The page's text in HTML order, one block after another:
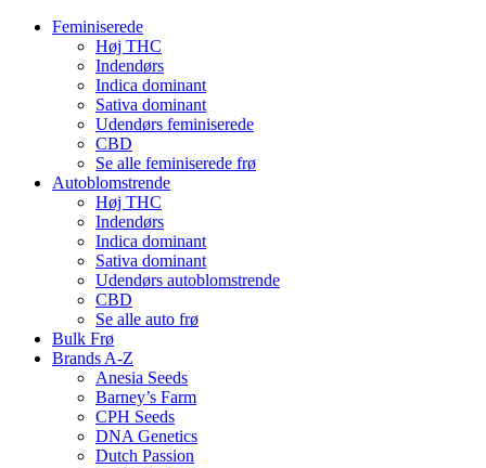
Feminiserede
Høj THC
Indendørs
Indica dominant
Sativa dominant
Udendørs feminiserede
CBD
Se alle feminiserede frø
Autoblomstrende
Høj THC
Indendørs
Indica dominant
Sativa dominant
Udendørs autoblomstrende
CBD
Se alle auto frø
Bulk Frø
Brands A-Z
Anesia Seeds
Barney’s Farm
CPH Seeds
DNA Genetics
Dutch Passion